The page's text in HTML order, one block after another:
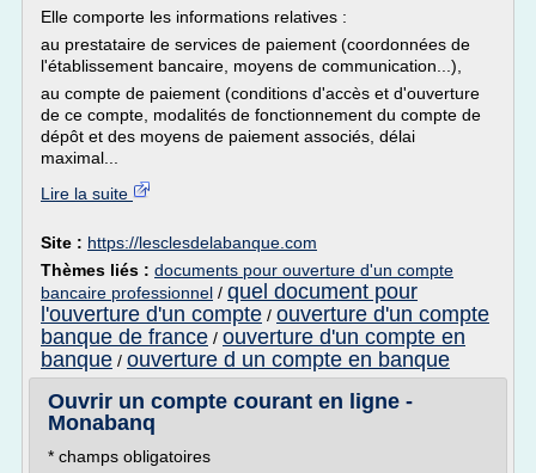
Elle comporte les informations relatives :
au prestataire de services de paiement (coordonnées de
l'établissement bancaire, moyens de communication...),
au compte de paiement (conditions d'accès et d'ouverture
de ce compte, modalités de fonctionnement du compte de
dépôt et des moyens de paiement associés, délai
maximal...
Lire la suite
Site : https://lesclesdelabanque.com
Thèmes liés : documents pour ouverture d'un compte
bancaire professionnel / quel document pour
l'ouverture d'un compte / ouverture d'un compte
banque de france / ouverture d'un compte en
banque / ouverture d un compte en banque
Ouvrir un compte courant en ligne -
Monabanq
* champs obligatoires